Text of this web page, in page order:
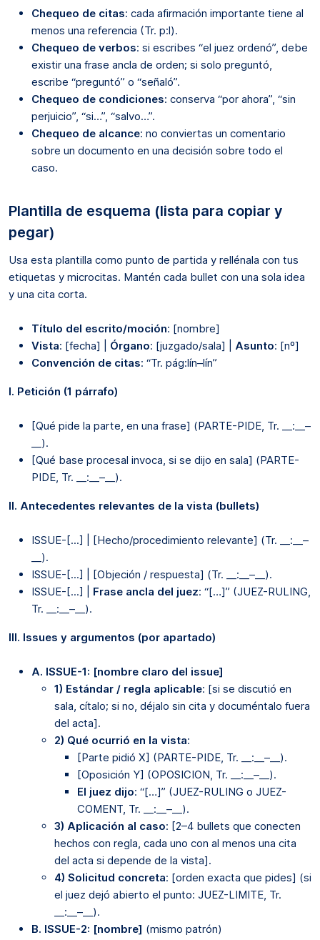
Chequeo de citas: cada afirmación importante tiene al
menos una referencia (Tr. p:l).
Chequeo de verbos: si escribes “el juez ordenó”, debe
existir una frase ancla de orden; si solo preguntó,
escribe “preguntó” o “señaló”.
Chequeo de condiciones: conserva “por ahora”, “sin
perjuicio”, “si…”, “salvo…”.
Chequeo de alcance: no conviertas un comentario
sobre un documento en una decisión sobre todo el
caso.
Plantilla de esquema (lista para copiar y
pegar)
Usa esta plantilla como punto de partida y rellénala con tus
etiquetas y microcitas. Mantén cada bullet con una sola idea
y una cita corta.
Título del escrito/moción: [nombre]
Vista: [fecha] | Órgano: [juzgado/sala] | Asunto: [nº]
Convención de citas: “Tr. pág:lín–lín”
I. Petición (1 párrafo)
[Qué pide la parte, en una frase] (PARTE-PIDE, Tr. __:__–
__).
[Qué base procesal invoca, si se dijo en sala] (PARTE-
PIDE, Tr. __:__–__).
II. Antecedentes relevantes de la vista (bullets)
ISSUE-[...] | [Hecho/procedimiento relevante] (Tr. __:__–
__).
ISSUE-[...] | [Objeción / respuesta] (Tr. __:__–__).
ISSUE-[...] | Frase ancla del juez: “[…]” (JUEZ-RULING,
Tr. __:__–__).
III. Issues y argumentos (por apartado)
A. ISSUE-1: [nombre claro del issue]
1) Estándar / regla aplicable: [si se discutió en
sala, cítalo; si no, déjalo sin cita y documéntalo fuera
del acta].
2) Qué ocurrió en la vista:
[Parte pidió X] (PARTE-PIDE, Tr. __:__–__).
[Oposición Y] (OPOSICION, Tr. __:__–__).
El juez dijo: “[…]” (JUEZ-RULING o JUEZ-
COMENT, Tr. __:__–__).
3) Aplicación al caso: [2–4 bullets que conecten
hechos con regla, cada uno con al menos una cita
del acta si depende de la vista].
4) Solicitud concreta: [orden exacta que pides] (si
el juez dejó abierto el punto: JUEZ-LIMITE, Tr.
__:__–__).
B. ISSUE-2: [nombre] (mismo patrón)